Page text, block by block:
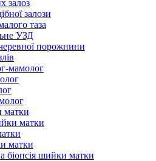
залоз
залози
таза
УЗД
порожнини
мамолог
матки
матки
матки
біопсія шийки матки